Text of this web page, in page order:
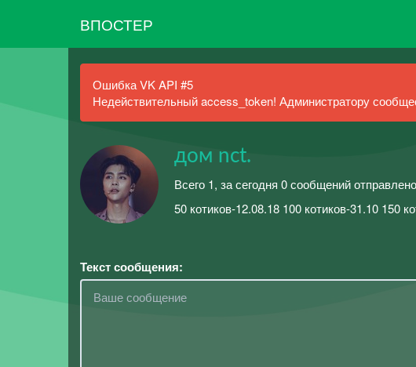
ВПОСТЕР
Ошибка VK API #5
Недействительный access_token! Администратору
дом nct.
Всего 1, за сегодня 0 сообщений
50 котиков-12.08.18 100 котиков-31.10 150
Текст сообщения: